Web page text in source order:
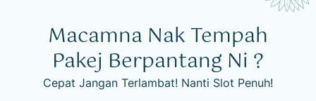
Macamna Nak Tempah
Pakej Berpantang Ni ?
Cepat Jangan Terlambat! Nanti Slot Penuh!